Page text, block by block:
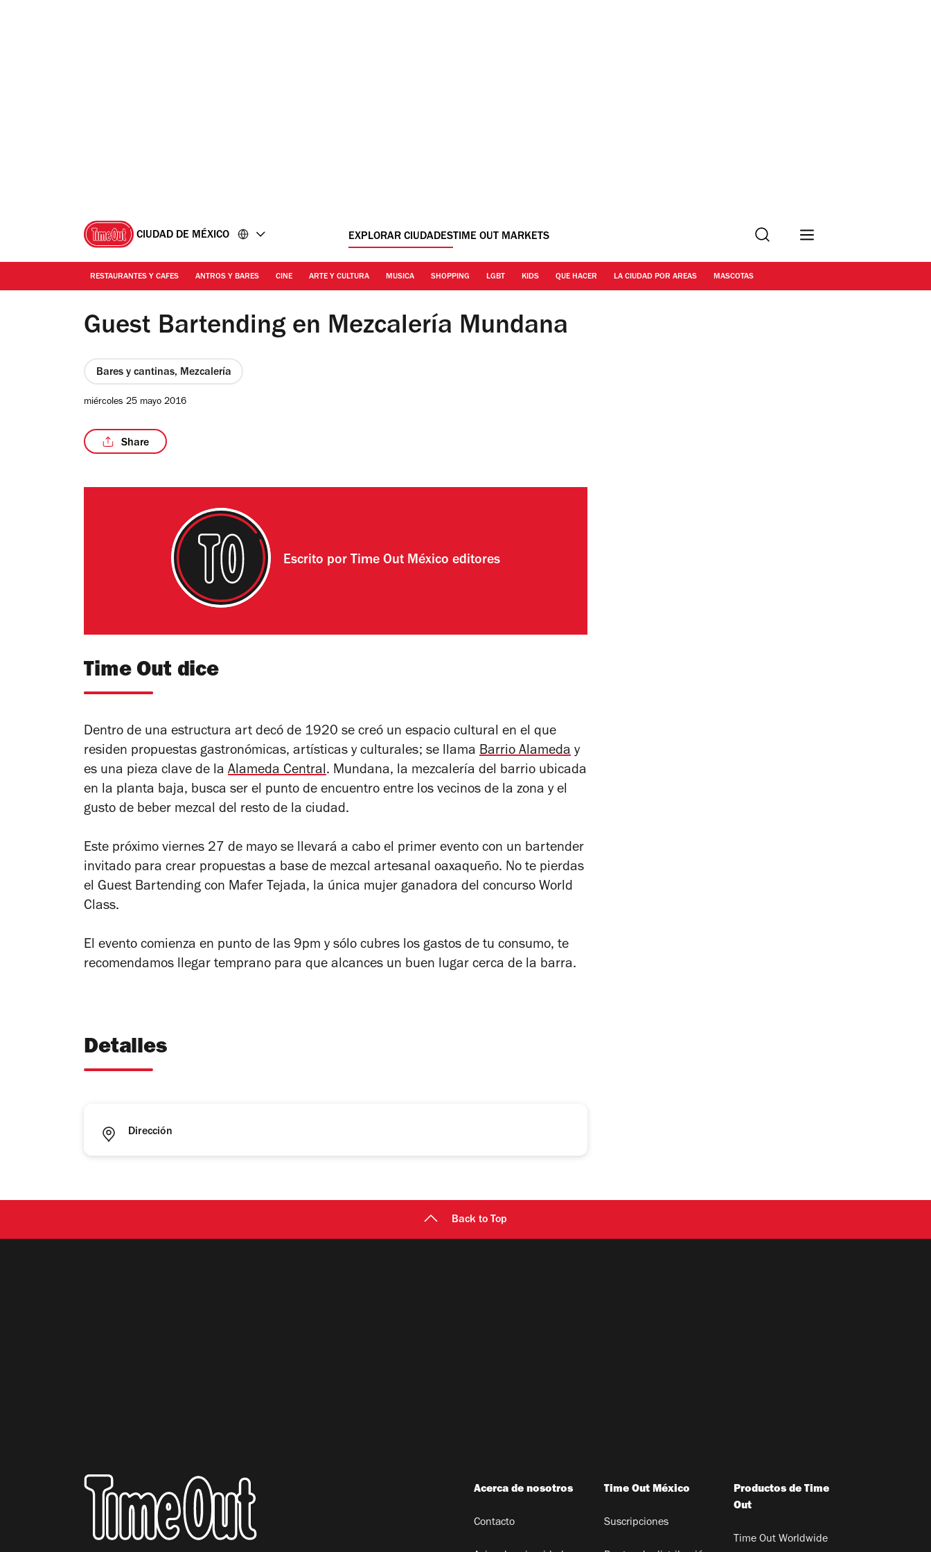
CIUDAD DE MÉXICO EXPLORAR CIUDADESTIME OUT MARKETS Buscar
RESTAURANTES Y CAFES ANTROS Y BARES CINE ARTE Y CULTURA MUSICA SHOPPING LGBT KIDS QUE HACER LA CIUDAD POR AREAS MASCOTAS
Guest Bartending en Mezcalería Mundana
Bares y cantinas, Mezcalería
miércoles 25 mayo 2016
Share
Escrito por Time Out México editores
Time Out dice
Dentro de una estructura art decó de 1920 se creó un espacio cultural en el que
residen propuestas gastronómicas, artísticas y culturales; se llama Barrio Alameda y
es una pieza clave de la Alameda Central. Mundana, la mezcalería del barrio ubicada
en la planta baja, busca ser el punto de encuentro entre los vecinos de la zona y el
gusto de beber mezcal del resto de la ciudad.
Este próximo viernes 27 de mayo se llevará a cabo el primer evento con un bartender
invitado para crear propuestas a base de mezcal artesanal oaxaqueño. No te pierdas
el Guest Bartending con Mafer Tejada, la única mujer ganadora del concurso World
Class.
El evento comienza en punto de las 9pm y sólo cubres los gastos de tu consumo, te
recomendamos llegar temprano para que alcances un buen lugar cerca de la barra.
Detalles
Dirección
Back to Top
Acerca de nosotros
Contacto
Time Out México
Suscripciones
Productos de Time
Out
Time Out Worldwide